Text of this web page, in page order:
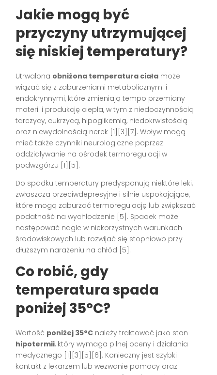
Jakie mogą być
przyczyny utrzymującej
się niskiej temperatury?
Utrwalona obniżona temperatura ciała może
wiązać się z zaburzeniami metabolicznymi i
endokrynnymi, które zmieniają tempo przemiany
materii i produkcję ciepła, w tym z niedoczynnością
tarczycy, cukrzycą, hipoglikemią, niedokrwistością
oraz niewydolnością nerek [1][3][7]. Wpływ mogą
mieć także czynniki neurologiczne poprzez
oddziaływanie na ośrodek termoregulacji w
podwzgórzu [1][5].
Do spadku temperatury predysponują niektóre leki,
zwłaszcza przeciwdepresyjne i silnie uspokajające,
które mogą zaburzać termoregulację lub zwiększać
podatność na wychłodzenie [5]. Spadek może
następować nagle w niekorzystnych warunkach
środowiskowych lub rozwijać się stopniowo przy
dłuższym narażeniu na chłód [5].
Co robić, gdy
temperatura spada
poniżej 35°C?
Wartość poniżej 35°C należy traktować jako stan
hipotermii, który wymaga pilnej oceny i działania
medycznego [1][3][5][6]. Konieczny jest szybki
kontakt z lekarzem lub wezwanie pomocy oraz